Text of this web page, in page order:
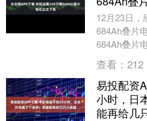
12月23日，
684Ah叠片
684Ah叠片
达仅用3个
查看： 212
易投配资
小时，日
能再给几